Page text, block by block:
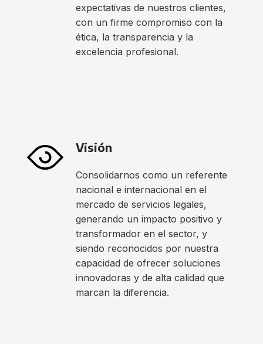
expectativas de nuestros clientes,
con un firme compromiso con la
ética, la transparencia y la
excelencia profesional.
Visión
Consolidarnos como un referente
nacional e internacional en el
mercado de servicios legales,
generando un impacto positivo y
transformador en el sector, y
siendo reconocidos por nuestra
capacidad de ofrecer soluciones
innovadoras y de alta calidad que
marcan la diferencia.